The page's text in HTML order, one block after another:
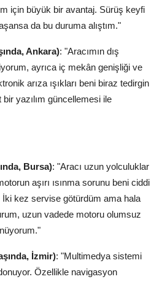
için büyük bir avantaj. Sürüş keyfi
da bu duruma alıştım."
Ankara): "Aracımın dış
ayrıca iç mekân genişliği ve
arıza ışıkları beni biraz tedirgin
yazılım güncellemesi ile
Bursa): "Aracı uzun yolculuklar
aşırı ısınma sorunu beni ciddi
İki kez servise götürdüm ama hala
uzun vadede motoru olumsuz
İzmir): "Multimedya sistemi
Özellikle navigasyon